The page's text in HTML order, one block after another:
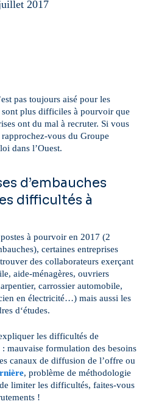
2017
pas toujours aisé pour les
sont plus difficiles à pourvoir que
ont du mal à recruter. Si vous
vous du Groupe
dans l’Ouest.
d’embauches
difficultés à
à pourvoir en 2017 (2
certaines entreprises
des collaborateurs exerçant
aide-ménagères, ouvriers
carrossier automobile,
en électricité…) mais aussi les
d‘études.
les difficultés de
mauvaise formulation des besoins
canaux de diffusion de l’offre ou
, problème de méthodologie
limiter les difficultés, faites-vous
!